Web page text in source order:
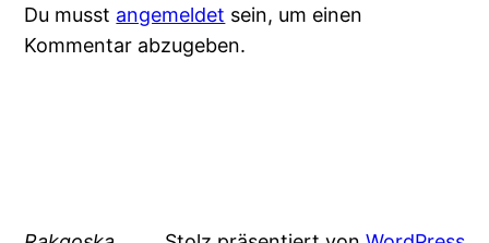
Du musst angemeldet sein, um einen
Kommentar abzugeben.